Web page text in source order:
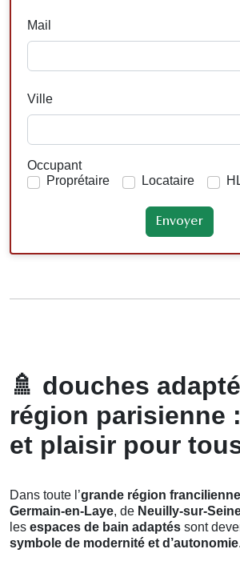
Mail
Ville
Occupant
Proprétaire
Locataire
🚿 douches
région parisienne
et plaisir pour
Dans toute l’grande région francilienne
Germain-en-Laye, de Neuilly-sur-
les espaces de bain adaptés sont
symbole de modernité et d’autonomie.